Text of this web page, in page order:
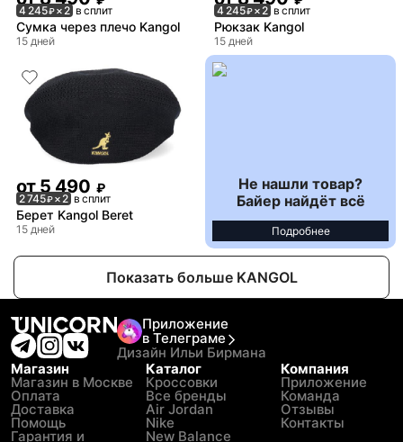
4 245₽× 2 в сплит
Сумка через плечо Kangol
15 дней
4 245₽× 2 в сплит
Рюкзак Kangol
15 дней
от 5 490 ₽
2 745₽× 2 в сплит
Берет Kangol Beret
15 дней
Не нашли товар?
Байер найдёт всё
Подробнее
Показать больше KANGOL
Приложение
в Телеграме
Дизайн Ильи Бирмана
Магазин
Магазин в Москве
Оплата
Доставка
Помощь
Гарантия и
Каталог
Кроссовки
Все бренды
Air Jordan
Nike
New Balance
Компания
Приложение
Команда
Отзывы
Контакты